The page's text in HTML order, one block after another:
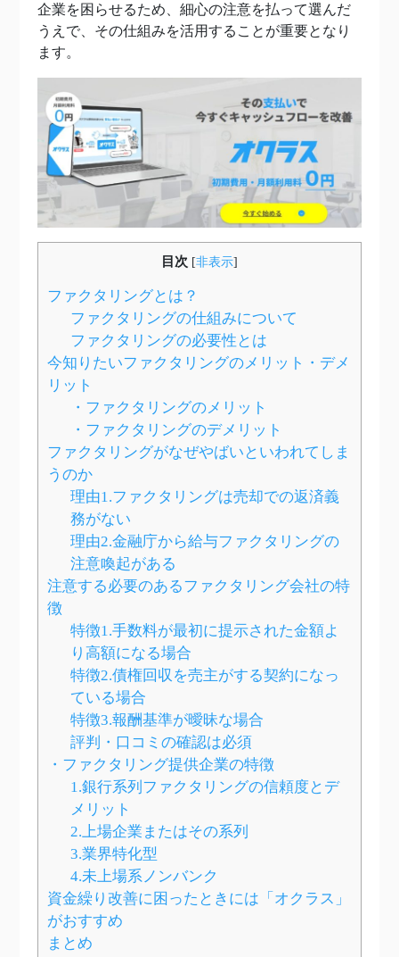
企業を困らせるため、細心の注意を払って選んだ
うえで、その仕組みを活用することが重要となり
ます。
目次 [非表示]
ファクタリングとは？
ファクタリングの仕組みについて
ファクタリングの必要性とは
今知りたいファクタリングのメリット・デメ
リット
・ファクタリングのメリット
・ファクタリングのデメリット
ファクタリングがなぜやばいといわれてしま
うのか
理由1.ファクタリングは売却での返済義
務がない
理由2.金融庁から給与ファクタリングの
注意喚起がある
注意する必要のあるファクタリング会社の特
徴
特徴1.手数料が最初に提示された金額よ
り高額になる場合
特徴2.債権回収を売主がする契約になっ
ている場合
特徴3.報酬基準が曖昧な場合
評判・口コミの確認は必須
・ファクタリング提供企業の特徴
1.銀行系列ファクタリングの信頼度とデ
メリット
2.上場企業またはその系列
3.業界特化型
4.未上場系ノンバンク
資金繰り改善に困ったときには「オクラス」
がおすすめ
まとめ